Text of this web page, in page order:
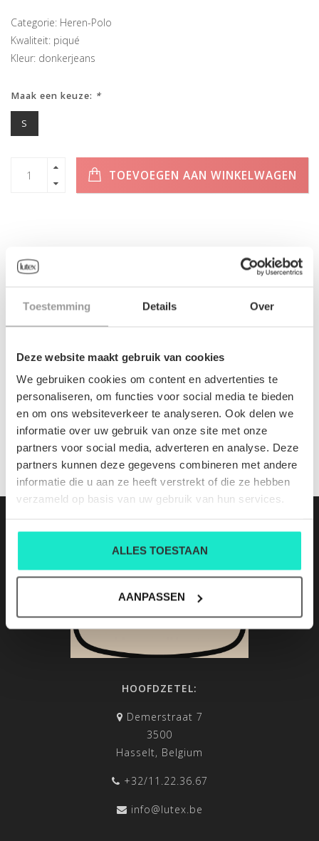
Toestemming Details Over
Deze website maakt gebruik van cookies
We gebruiken cookies om content en advertenties te
personaliseren, om functies voor social media te bieden
en om ons websiteverkeer te analyseren. Ook delen we
informatie over uw gebruik van onze site met onze
partners voor social media, adverteren en analyse. Deze
partners kunnen deze gegevens combineren met andere
informatie die u aan ze heeft verstrekt of die ze hebben
verzameld op basis van uw gebruik van hun services.
ALLES TOESTAAN
AANPASSEN
Categorie: Heren-Polo
Kwaliteit: piqué
Kleur: donkerjeans
Maak een keuze: *
S
TOEVOEGEN AAN WINKELWAGEN
Geen informatie gevonden
VINCENT PIQUE B67
Nog niet gewaardeerd
0 sterren op basis van 0 beoordelingen
JE BEOORDELING TOEVOEGEN
HOOFDZETEL:
Demerstraat 7
3500
Hasselt, Belgium
+32/11.22.36.67
info@lutex.be